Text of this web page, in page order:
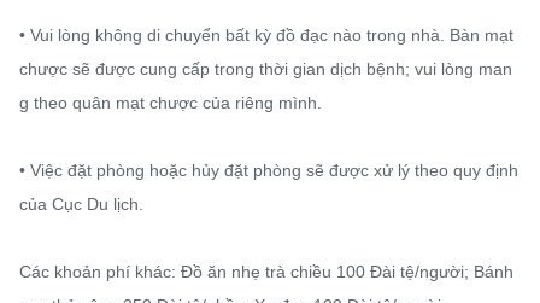
• Vui lòng không di chuyển bất kỳ đồ đạc nào trong nhà. Bàn mạt
chược sẽ được cung cấp trong thời gian dịch bệnh; vui lòng man
g theo quân mạt chược của riêng mình.
• Việc đặt phòng hoặc hủy đặt phòng sẽ được xử lý theo quy định
của Cục Du lịch.
Các khoản phí khác: Đồ ăn nhẹ trà chiều 100 Đài tệ/người; Bánh